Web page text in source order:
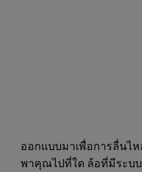
ออกแบบมาเพื่อการลื่นไ
พาคุณไปที่ใด ล้อที่มีระบ